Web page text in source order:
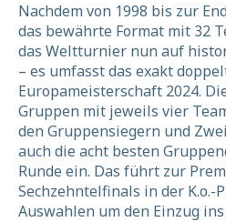
Nachdem von 1998 bis zur
das bewährte Format mit 32
das Weltturnier nun auf
– es umfasst das exakt
Europameisterschaft 2024.
Gruppen mit jeweils vier
den Gruppensiegern und
auch die acht besten
Runde ein. Das führt zur
Sechzehntelfinals in der K.o.-
Auswahlen um den Einzug